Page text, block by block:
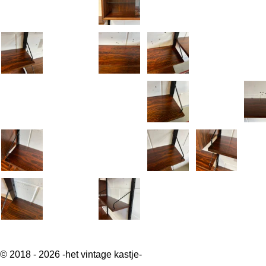
© 2018 - 2026 -het vintage kastje-